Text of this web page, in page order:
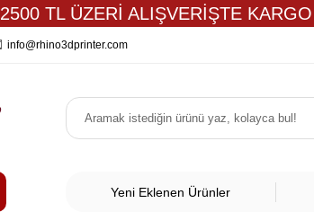
2500 TL ÜZERİ ALIŞVERİŞTE
info@rhino3dprinter.com
Yeni Eklenen Ürünler